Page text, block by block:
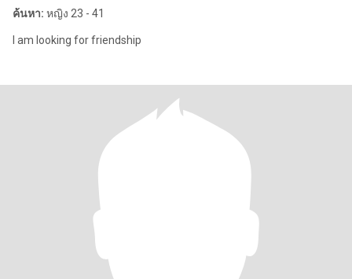
ค้นหา: หญิง 23 - 41
l am looking for friendship